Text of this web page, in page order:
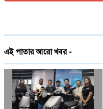
চালু
গ্লোবাল ব্র্যান্ড
ফেস্টিভাল অফার
এই পাতার আরো খবর -